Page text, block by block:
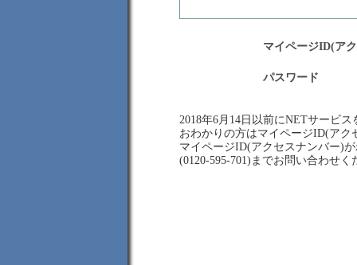
マイページID(ア
パスワード
2018年6月14日以前にNETサービ
おわかりの方はマイページID(ア
マイページID(アクセスナンバー)
(0120-595-701)までお問い合わせく